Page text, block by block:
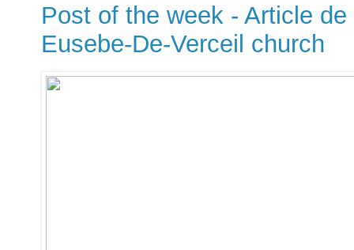
Post of the week - Article
Eusebe-De-Verceil church